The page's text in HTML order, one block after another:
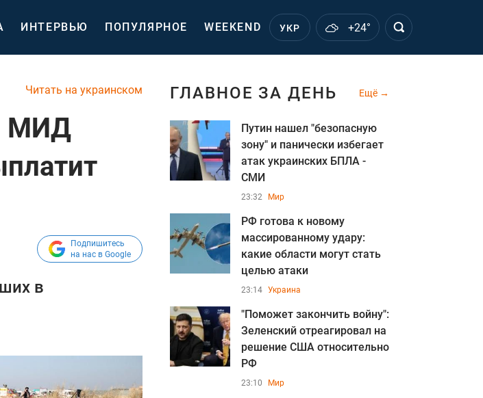
ИНТЕРВЬЮ ПОПУЛЯРНОЕ WEEKEND УКР +24°
Читать на украинском
МИД
Подпишитесь
на нас в Google
в
ГЛАВНОЕ ЗА ДЕНЬ Ещё
Путин нашел "безопасную
зону" и панически избегает
атак украинских БПЛА -
СМИ
23:32 Мир
РФ готова к новому
массированному удару:
какие области могут стать
целью атаки
23:14 Украина
"Поможет закончить войну":
Зеленский отреагировал на
решение США относительно
РФ
23:10 Мир